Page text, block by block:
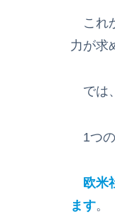
これ
力が求
では
1つの
欧米
ます。